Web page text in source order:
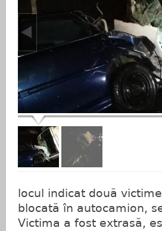
locul indicat două
blocată în autocamion,
Victima a fost extrasă,